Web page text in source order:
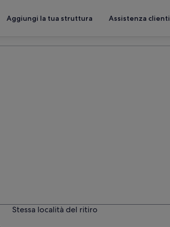
Aggiungi la tua struttura Assistenza clienti
Stessa località del ritiro